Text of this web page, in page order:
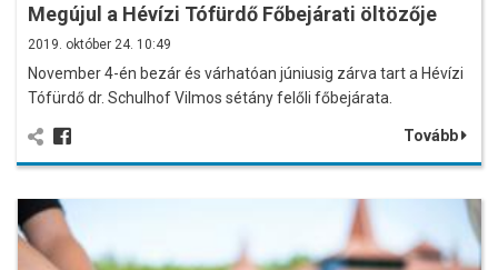
Megújul a Hévízi Tófürdő Főbejárati öltözője
2019. október 24. 10:49
November 4-én bezár és várhatóan júniusig zárva tart a Hévízi
Tófürdő dr. Schulhof Vilmos sétány felőli főbejárata.
Tovább